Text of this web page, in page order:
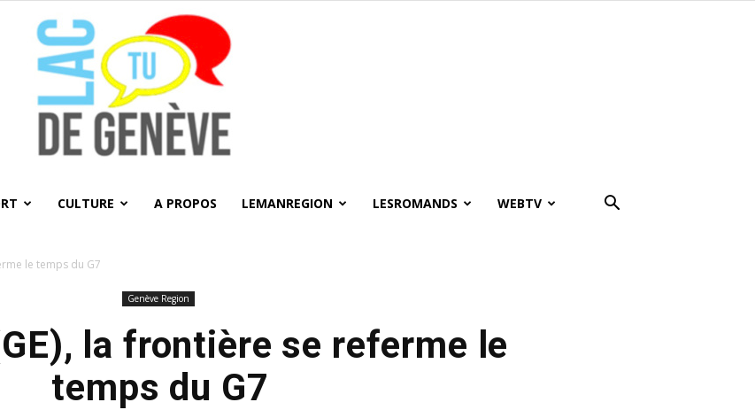
CULTURE A PROPOS LEMANREGION LESROMANDS WEBTV
le temps du G7
Genève Region
la frontière se referme le
temps du G7